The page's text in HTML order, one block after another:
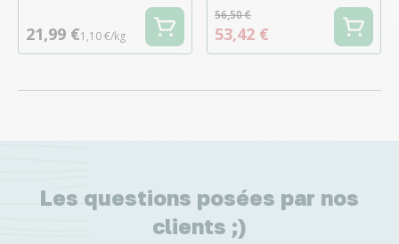
21,99 €1,10 €/kg
56,50 €
53,42 €
Les questions posées par nos
clients ;)